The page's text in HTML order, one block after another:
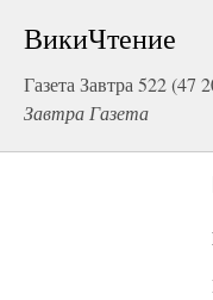
ВикиЧтение
Газета Завтра 522 (47
Завтра Газета